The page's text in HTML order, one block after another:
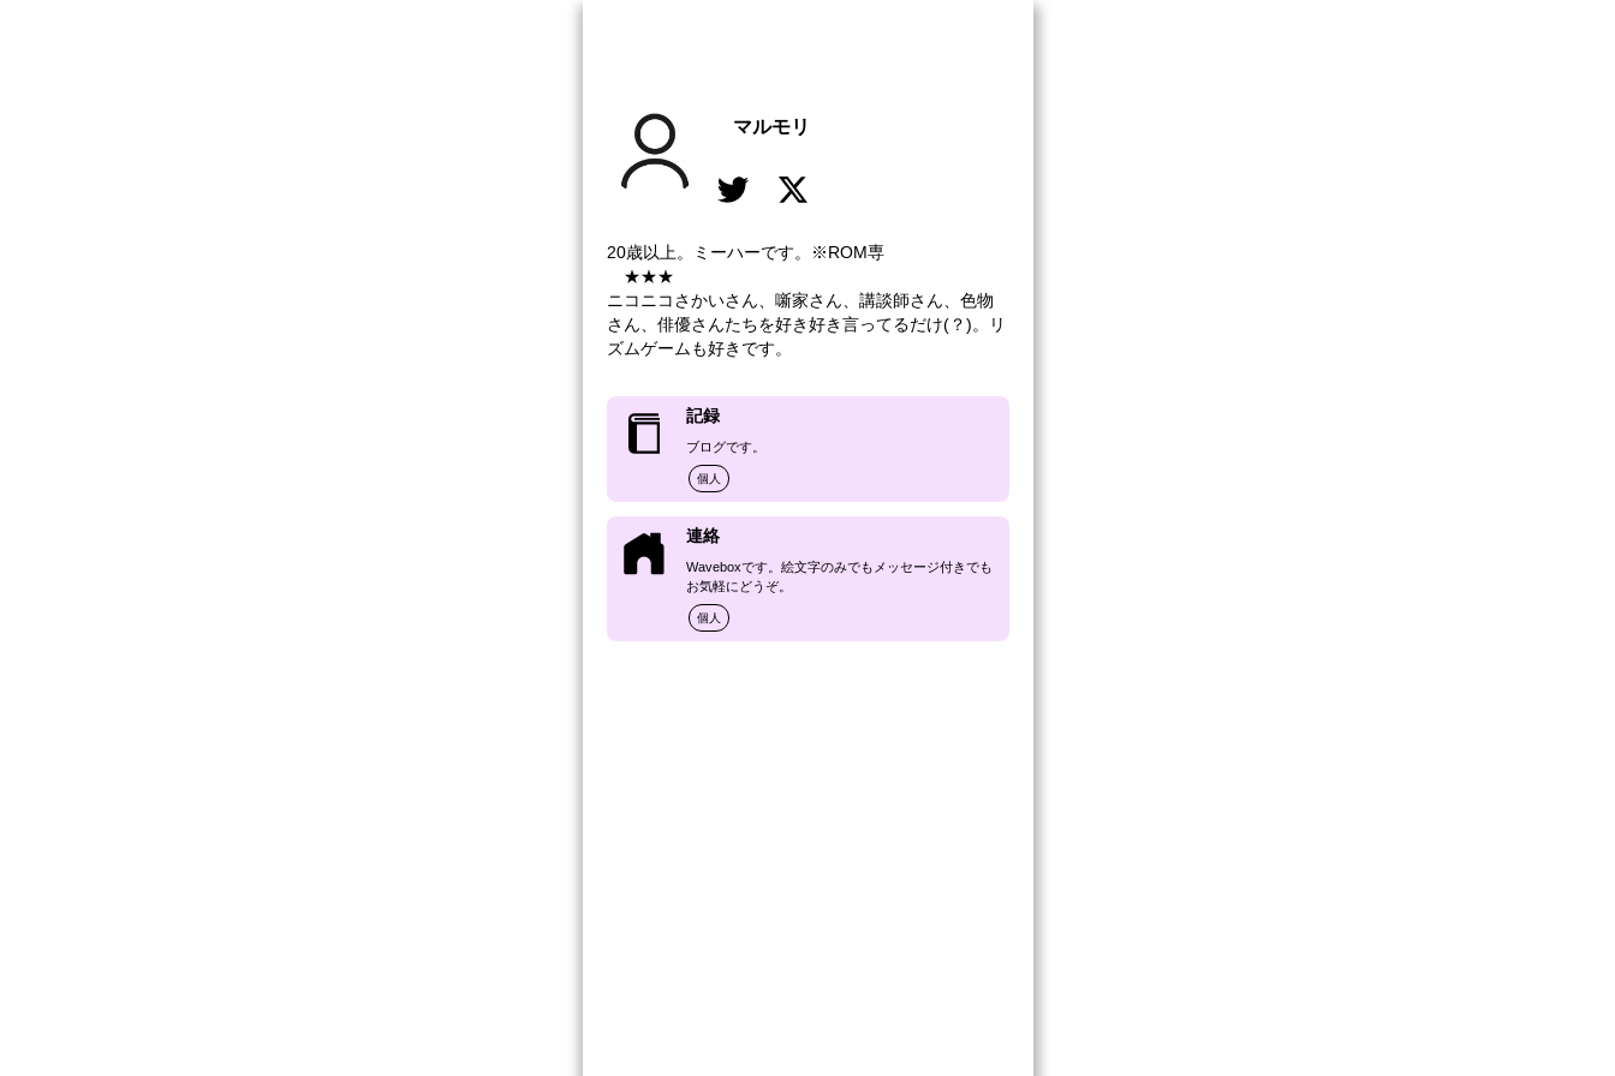
マルモリ
20歳以上。ミーハーです。※ROM専
★★★
ニコニコさかいさん、噺家さん、講談師さん、色物
さん、俳優さんたちを好き好き言ってるだけ(？)。リ
ズムゲームも好きです。
記録
ブログです。
個人
連絡
Waveboxです。絵文字のみでもメッセージ付きでも
お気軽にどうぞ。
個人